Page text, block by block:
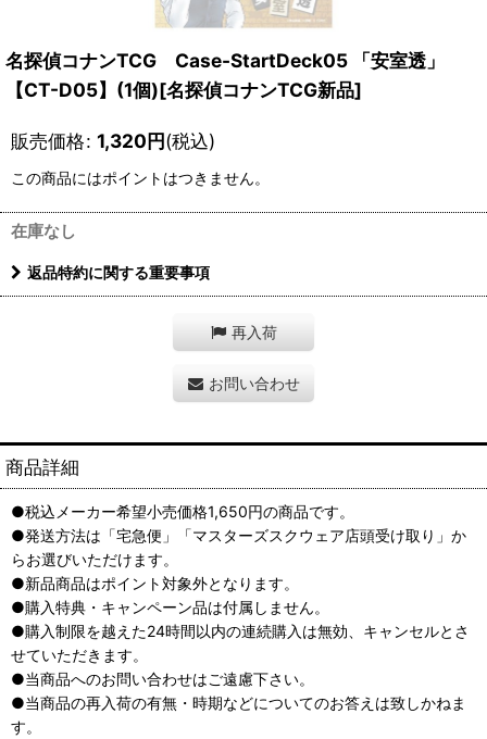
名探偵コナンTCG Case-StartDeck05 「安室透」
【CT-D05】(1個)[名探偵コナンTCG新品]
販売価格: 1,320円(税込)
この商品にはポイントはつきません。
在庫なし
返品特約に関する重要事項
再入荷
お問い合わせ
商品詳細
●税込メーカー希望小売価格1,650円の商品です。
●発送方法は「宅急便」「マスターズスクウェア店頭受け取り」か
らお選びいただけます。
●新品商品はポイント対象外となります。
●購入特典・キャンペーン品は付属しません。
●購入制限を越えた24時間以内の連続購入は無効、キャンセルとさ
せていただきます。
●当商品へのお問い合わせはご遠慮下さい。
●当商品の再入荷の有無・時期などについてのお答えは致しかねま
す。